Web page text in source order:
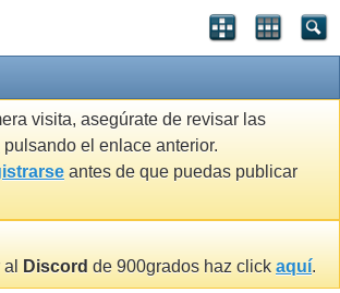
visita, asegúrate de revisar las
pulsando el enlace anterior.
antes de que puedas publicar
Discord de 900grados haz click aquí.